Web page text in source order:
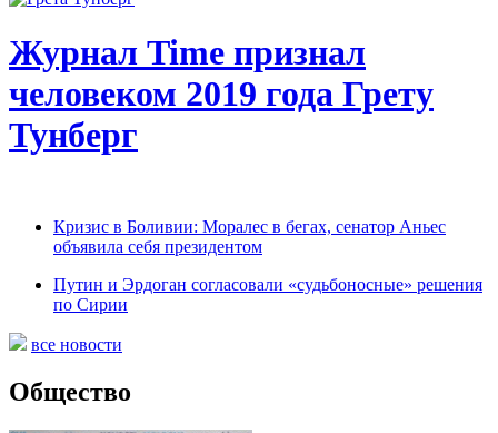
Журнал Time признал
человеком 2019 года Грету
Тунберг
Кризис в Боливии: Моралес в бегах, сенатор Аньес
объявила себя президентом
Путин и Эрдоган согласовали «судьбоносные» решения
по Сирии
все новости
Общество